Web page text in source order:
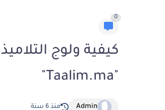
0
"Taalim.ma"
Admin منذ 6 سنة